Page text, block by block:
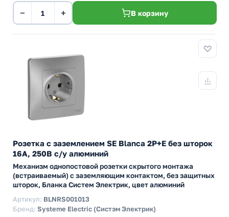
− + В корзину
Розетка с заземлением SE Blanca 2Р+Е без шторок
16А, 250В с/у алюминий
Механизм однопостовой розетки скрытого монтажа
(встраиваемый) с заземляющим контактом, без защитных
шторок, Бланка Систем Электрик, цвет алюминий
Артикул: BLNRS001013
Бренд: Systeme Electric (Систэм Электрик)